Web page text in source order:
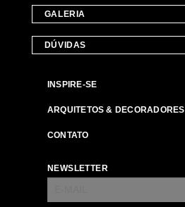
GALERIA
DÚVIDAS
INSPIRE-SE
ARQUITETOS & DECORADORES
CONTATO
NEWSLETTER